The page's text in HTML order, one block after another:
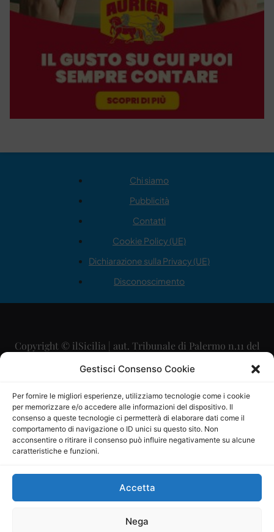
Gestisci Consenso Cookie
Per fornire le migliori esperienze, utilizziamo tecnologie come i cookie
per memorizzare e/o accedere alle informazioni del dispositivo. Il
consenso a queste tecnologie ci permetterà di elaborare dati come il
comportamento di navigazione o ID unici su questo sito. Non
acconsentire o ritirare il consenso può influire negativamente su alcune
caratteristiche e funzioni.
Accetta
Nega
Chi siamo
Pubblicità
Contatti
Cookie Policy (UE)
Dichiarazione sulla Privacy (UE)
Disconoscimento
Copyright © ilSicilia | aut. Tribunale di Palermo n.11 del
29/09/2015
Direttore Editoriale: Maurizio Scaglione
Direttore Responsabile: Maria Calabrese
P.IVA: 06334930820
Mercurio Comunicazione Società Cooperativa a r.l. è
iscritta al Registro degli Operatori di Comunicazione al